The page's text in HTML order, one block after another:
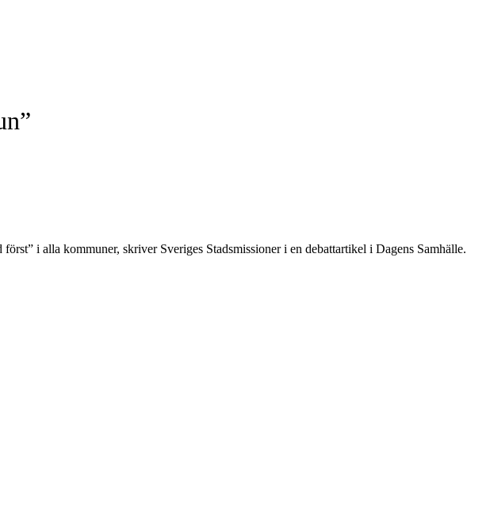
i alla kommuner, skriver Sveriges Stadsmissioner i en debattartikel i Dagens Samhälle.